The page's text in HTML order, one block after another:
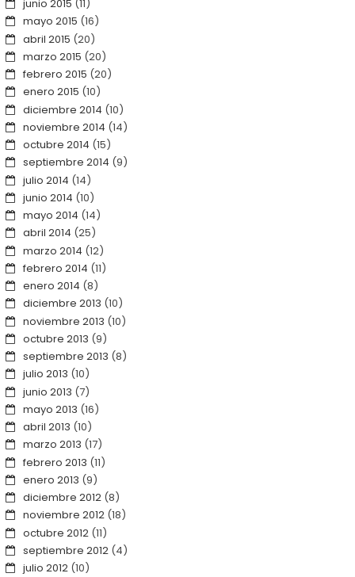
junio 2015 (11)
mayo 2015 (16)
abril 2015 (20)
marzo 2015 (20)
febrero 2015 (20)
enero 2015 (10)
diciembre 2014 (10)
noviembre 2014 (14)
octubre 2014 (15)
septiembre 2014 (9)
julio 2014 (14)
junio 2014 (10)
mayo 2014 (14)
abril 2014 (25)
marzo 2014 (12)
febrero 2014 (11)
enero 2014 (8)
diciembre 2013 (10)
noviembre 2013 (10)
octubre 2013 (9)
septiembre 2013 (8)
julio 2013 (10)
junio 2013 (7)
mayo 2013 (16)
abril 2013 (10)
marzo 2013 (17)
febrero 2013 (11)
enero 2013 (9)
diciembre 2012(8)
noviembre 2012(18)
octubre 2012(11)
septiembre 2012(4)
julio 2012(10)